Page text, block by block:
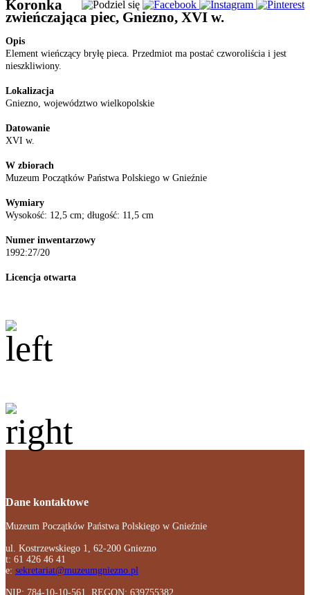
Koronka
zwieńczająca piec, Gniezno, XVI w.
Opis
Element wieńczący bryłę pieca. Przedmiot ma postać czworoliścia i jest
nieszkliwiony.
Lokalizacja
Gniezno, województwo wielkopolskie
Datowanie
XVI w.
W zbiorach
Muzeum Początków Państwa Polskiego w Gnieźnie
Wymiary
Wysokość: 12,5 cm; długość: 11,5 cm
Numer inwentarzowy
1992:27/20
Licencja otwarta
Dane kontaktowe
Muzeum Początków Państwa Polskiego w Gnieźnie
ul. Kostrzewskiego 1, 62-200 Gniezno
t: 61 426 46 41
e: sekretariat@muzeumgniezno.pl
NIP: 784-10-10-561, REGON: 639755382